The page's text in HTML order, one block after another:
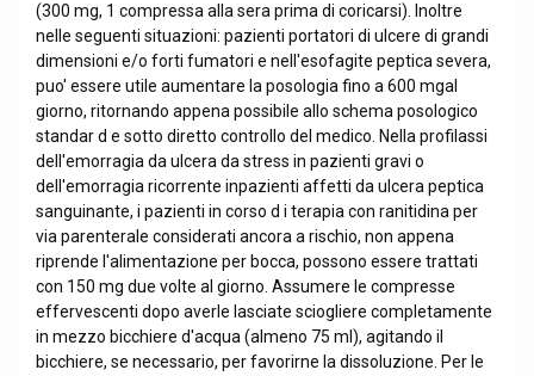
(300 mg, 1 compressa alla sera prima di coricarsi). Inoltre
nelle seguenti situazioni: pazienti portatori di ulcere di grandi
dimensioni e/o forti fumatori e nell'esofagite peptica severa,
puo' essere utile aumentare la posologia fino a 600 mgal
giorno, ritornando appena possibile allo schema posologico
standar d e sotto diretto controllo del medico. Nella profilassi
dell'emorragia da ulcera da stress in pazienti gravi o
dell'emorragia ricorrente inpazienti affetti da ulcera peptica
sanguinante, i pazienti in corso d i terapia con ranitidina per
via parenterale considerati ancora a rischio, non appena
riprende l'alimentazione per bocca, possono essere trattati
con 150 mg due volte al giorno. Assumere le compresse
effervescenti dopo averle lasciate sciogliere completamente
in mezzo bicchiere d'acqua (almeno 75 ml), agitando il
bicchiere, se necessario, per favorirne la dissoluzione. Per le